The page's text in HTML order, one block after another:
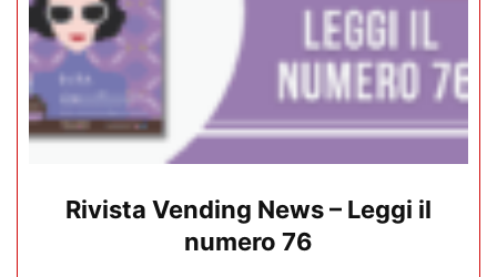
Rivista Vending News – Leggi il
numero 76